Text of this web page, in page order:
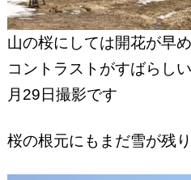
山の桜にしては開花が早
コントラストがすばらし
月29日撮影です
桜の根元にもまだ雪が残り